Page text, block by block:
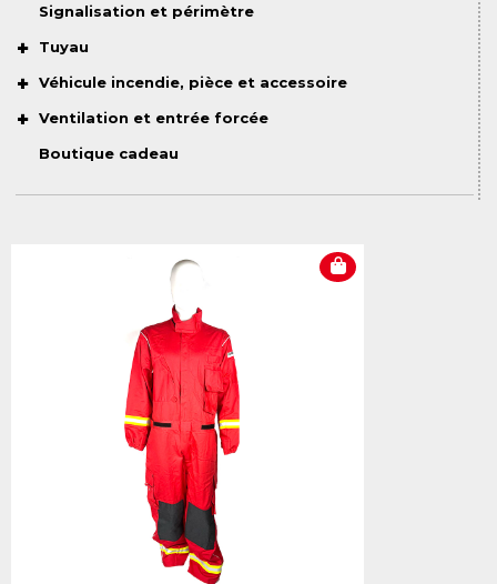
Signalisation et périmètre
Tuyau
Véhicule incendie, pièce et accessoire
Ventilation et entrée forcée
Boutique cadeau